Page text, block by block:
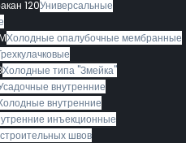
120Универсальные
Холодные опалубочные мембранные
Холодные типа "Змейка"
внутренние
внутренние
инъекционные
швов